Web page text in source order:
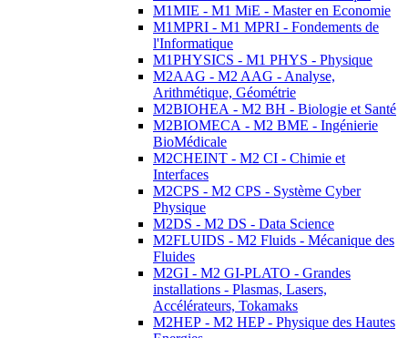
M1MIE - M1 MiE - Master en Economie
M1MPRI - M1 MPRI - Fondements de
l'Informatique
M1PHYSICS - M1 PHYS - Physique
M2AAG - M2 AAG - Analyse,
Arithmétique, Géométrie
M2BIOHEA - M2 BH - Biologie et Santé
M2BIOMECA - M2 BME - Ingénierie
BioMédicale
M2CHEINT - M2 CI - Chimie et
Interfaces
M2CPS - M2 CPS - Système Cyber
Physique
M2DS - M2 DS - Data Science
M2FLUIDS - M2 Fluids - Mécanique des
Fluides
M2GI - M2 GI-PLATO - Grandes
installations - Plasmas, Lasers,
Accélérateurs, Tokamaks
M2HEP - M2 HEP - Physique des Hautes